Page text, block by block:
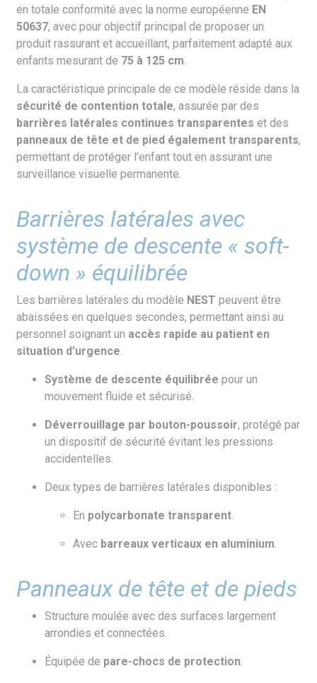
en totale conformité avec la norme européenne EN
50637, avec pour objectif principal de proposer un
produit rassurant et accueillant, parfaitement adapté aux
enfants mesurant de 75 à 125 cm
La caractéristique principale de ce modèle réside dans la
sécurité de contention totale, assurée par des
barrières latérales continues transparentes et des
panneaux de tête et de pied également transparents,
permettant de protéger l’enfant tout en assurant une
surveillance visuelle permanente.
Barrières latérales avec
système de descente « soft-
down » équilibrée
Les barrières latérales du modèle NEST peuvent être
abaissées en quelques secondes, permettant ainsi au
personnel soignant un accès rapide au patient en
situation d’urgence
Système de descente équilibrée pour un
mouvement fluide et sécurisé.
Déverrouillage par bouton-poussoir, protégé par
un dispositif de sécurité évitant les pressions
accidentelles.
Deux types de barrières latérales disponibles :
En polycarbonate transparent
Avec barreaux verticaux en aluminium
Panneaux de tête et de pieds
Structure moulée avec des surfaces largement
arrondies et connectées.
Équipée de pare-chocs de protection